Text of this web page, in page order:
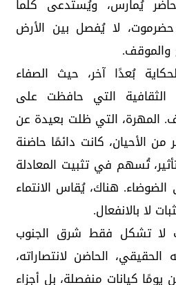
يُمارس، ويُستدعى كلما
لا يُفصل بين الأرض
والموقف.
بُعدًا آخر، حيث الصفاء
الثقافية التي حافظت على
المهرة، التي ظلت بعيدة عن
الأحيان، كانت دائمًا حاضنة
تُسهم في تثبيت المعادلة
هناك، يُقاس الانتماء
لا بالانفعال.
لا تشكل فقط شرق الجنوب
الحاضن لانتصاراته،
كيانات منفصلة، بل أجزاء